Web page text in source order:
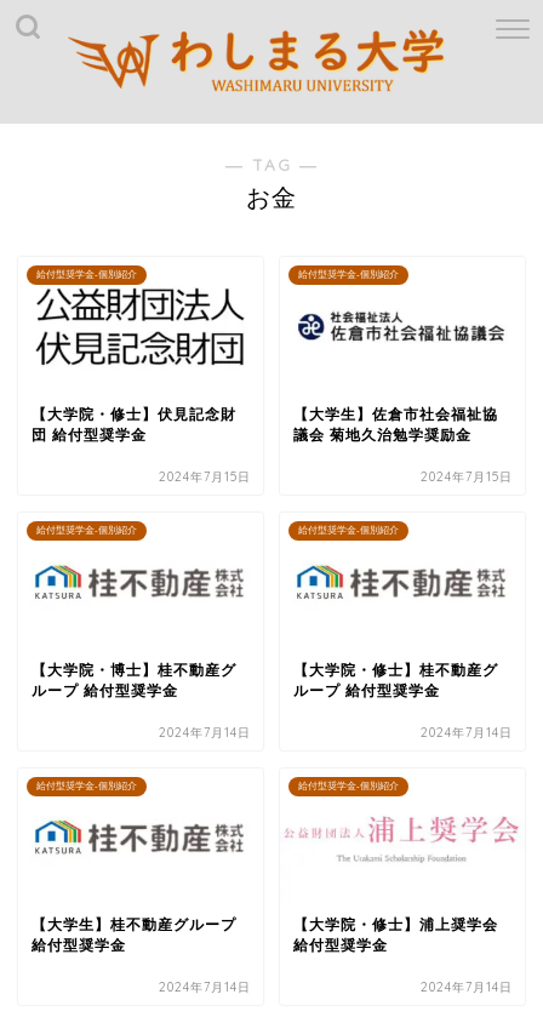
― TAG ―
お金
給付型奨学金-個別紹介
【大学院・修士】伏見記念財
団 給付型奨学金
2024年7月15日
給付型奨学金-個別紹介
【大学生】佐倉市社会福祉協
議会 菊地久治勉学奨励金
2024年7月15日
給付型奨学金-個別紹介
【大学院・博士】桂不動産グ
ループ 給付型奨学金
2024年7月14日
給付型奨学金-個別紹介
【大学院・修士】桂不動産グ
ループ 給付型奨学金
2024年7月14日
給付型奨学金-個別紹介
【大学生】桂不動産グループ
給付型奨学金
2024年7月14日
給付型奨学金-個別紹介
【大学院・修士】浦上奨学会
給付型奨学金
2024年7月14日